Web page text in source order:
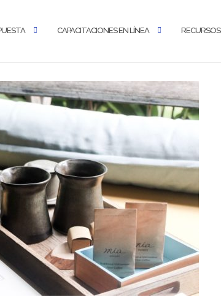
CAPACITACIONES EN LÍNEA RECURSOS